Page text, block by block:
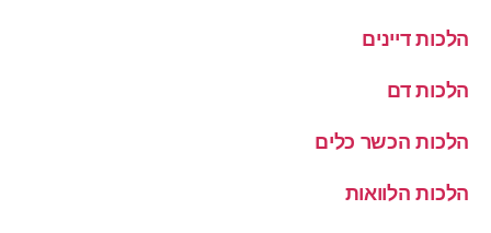
הלכות דיינים
הלכות דם
הלכות הכשר כלים
הלכות הלוואות